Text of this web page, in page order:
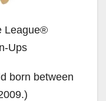
League®
Ups
born between